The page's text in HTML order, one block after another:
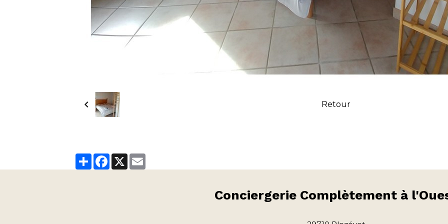
Retour
PartagerFacebook
X
Conciergerie Complètement à